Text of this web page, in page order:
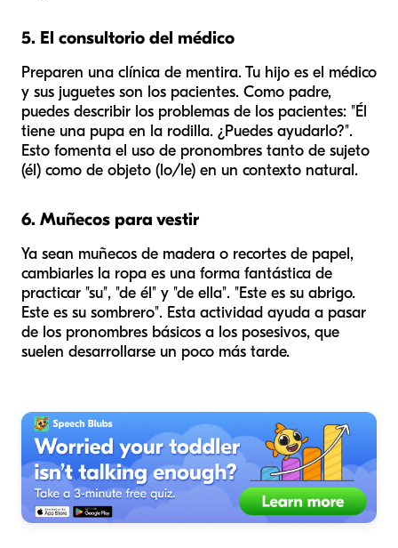
5. El consultorio del médico
Preparen una clínica de mentira. Tu hijo es el médico
y sus juguetes son los pacientes. Como padre,
puedes describir los problemas de los pacientes: "Él
tiene una pupa en la rodilla. ¿Puedes ayudarlo?".
Esto fomenta el uso de pronombres tanto de sujeto
(él) como de objeto (lo/le) en un contexto natural.
6. Muñecos para vestir
Ya sean muñecos de madera o recortes de papel,
cambiarles la ropa es una forma fantástica de
practicar "su", "de él" y "de ella". "Este es su abrigo.
Este es su sombrero". Esta actividad ayuda a pasar
de los pronombres básicos a los posesivos, que
suelen desarrollarse un poco más tarde.